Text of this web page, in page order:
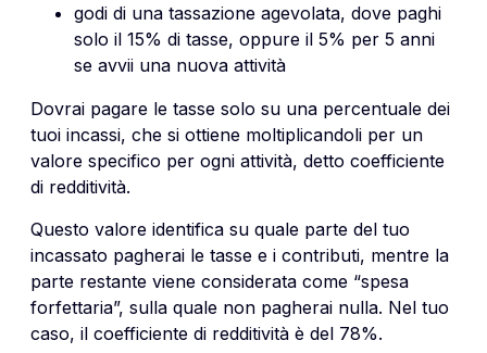
godi di una tassazione agevolata, dove paghi
solo il 15% di tasse, oppure il 5% per 5 anni
se avvii una nuova attività
Dovrai pagare le tasse solo su una percentuale dei
tuoi incassi, che si ottiene moltiplicandoli per un
valore specifico per ogni attività, detto coefficiente
di redditività.
Questo valore identifica su quale parte del tuo
incassato pagherai le tasse e i contributi, mentre la
parte restante viene considerata come “spesa
forfettaria”, sulla quale non pagherai nulla. Nel tuo
caso, il coefficiente di redditività è del 78%.